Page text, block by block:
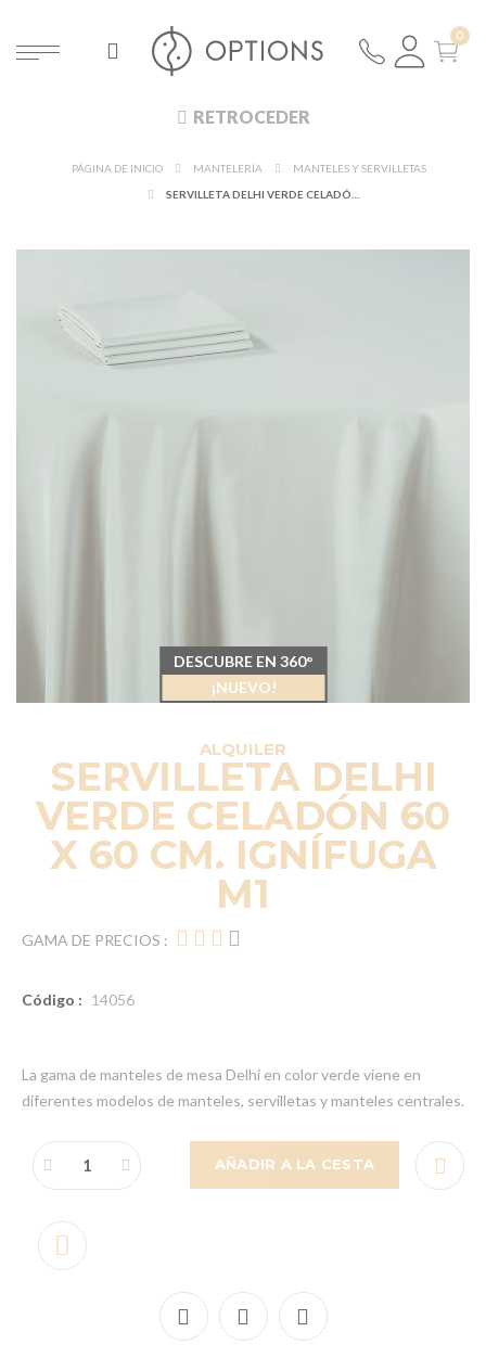
RETROCEDER
PÁGINA DE INICIO MANTELERÍA
MANTELES Y SERVILLETAS
ALQUILER
SERVILLETA DELHI
VERDE CELADÓN 60
X 60 CM. IGNÍFUGA
M1
GAMA DE PRECIOS :
Código : 14056
La gama de manteles de mesa Delhi en color verde viene en
diferentes modelos de manteles, servilletas y manteles centrales.
AÑADIR A LA CESTA
DESCUBRE EN 360°
¡NUEVO!